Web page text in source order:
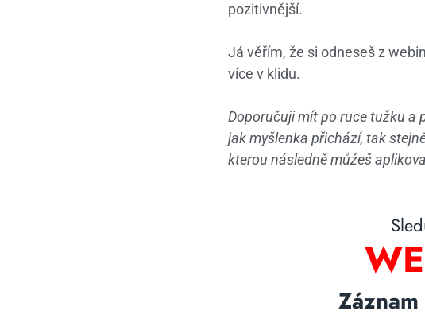
pozitivnější.
Já věřím, že si odneseš z
více v klidu.
Doporučuji mít po ruce tužku a
jak myšlenka přichází, tak
kterou následně můžeš